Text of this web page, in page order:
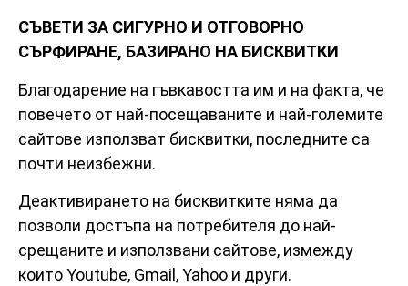
СЪВЕТИ ЗА СИГУРНО И ОТГОВОРНО
СЪРФИРАНЕ, БАЗИРАНО НА БИСКВИТКИ
Благодарение на гъвкавостта им и на факта, че
повечето от най-посещаваните и най-големите
сайтове използват бисквитки, последните са
почти неизбежни.
Деактивирането на бисквитките няма да
позволи достъпа на потребителя до най-
срещаните и използвани сайтове, измежду
които Youtube, Gmail, Yahoo и други.